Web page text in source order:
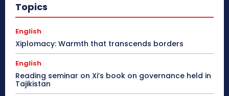
Topics
English
Xiplomacy: Warmth that transcends borders
English
Reading seminar on Xi’s book on governance held in
Tajikistan